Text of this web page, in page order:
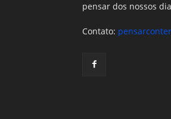
pensar dos nossos
Contato: